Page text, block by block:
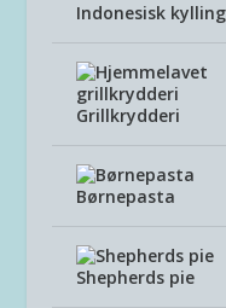
Indonesisk
Grillkrydderi
Børnepasta
Shepherds pie